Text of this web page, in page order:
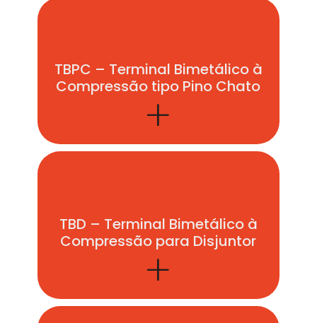
TBPC – Terminal Bimetálico à
Compressão tipo Pino Chato
+
TBD – Terminal Bimetálico à
Compressão para Disjuntor
+